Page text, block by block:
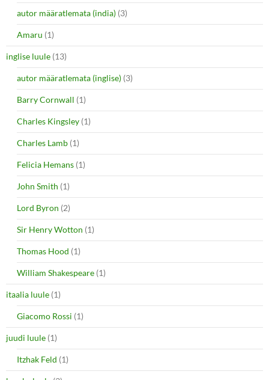
autor määratlemata (india) (3)
Amaru (1)
inglise luule (13)
autor määratlemata (inglise) (3)
Barry Cornwall (1)
Charles Kingsley (1)
Charles Lamb (1)
Felicia Hemans (1)
John Smith (1)
Lord Byron (2)
Sir Henry Wotton (1)
Thomas Hood (1)
William Shakespeare (1)
itaalia luule (1)
Giacomo Rossi (1)
juudi luule (1)
Itzhak Feld (1)